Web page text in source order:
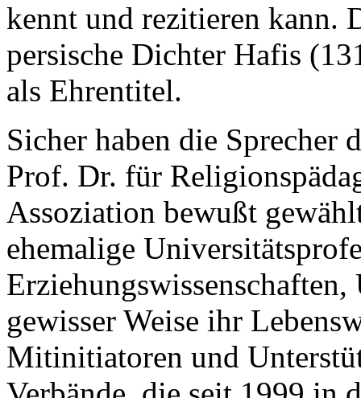
kennt und rezitieren kann.
persische Dichter Hafis
als Ehrentitel.
Sicher haben die Sprecher
Prof. Dr. für
Assoziation bewußt
ehemalige
gewisser Weise ihr
Mitinitiatoren und